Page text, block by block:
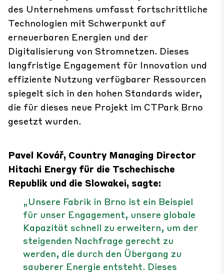
des Unternehmens umfasst fortschrittliche
Technologien mit Schwerpunkt auf
erneuerbaren Energien und der
Digitalisierung von Stromnetzen. Dieses
langfristige Engagement für Innovation und
effiziente Nutzung verfügbarer Ressourcen
spiegelt sich in den hohen Standards wider,
die für dieses neue Projekt im CTPark Brno
gesetzt wurden.
Pavel Kovář, Country Managing Director
Hitachi Energy für die Tschechische
Republik und die Slowakei, sagte:
„Unsere Fabrik in Brno ist ein Beispiel
für unser Engagement, unsere globale
Kapazität schnell zu erweitern, um der
steigenden Nachfrage gerecht zu
werden, die durch den Übergang zu
sauberer Energie entsteht. Dieses